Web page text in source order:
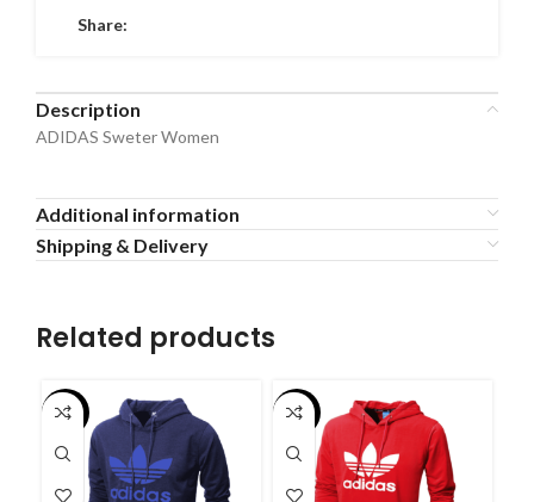
Share:
Description
ADIDAS Sweter Women
Additional information
Shipping & Delivery
Related products
-54% -54%